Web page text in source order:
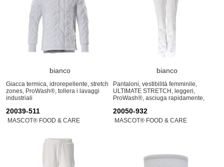
bianco
Giacca termica, idrorepellente, stretch
zones, ProWash®, tollera i lavaggi
industriali
bianco
Pantaloni, vestibilità femminile,
ULTIMATE STRETCH, leggeri,
ProWash®, asciuga rapidamente,
20039-511
MASCOT® FOOD & CARE
20050-932
MASCOT® FOOD & CARE